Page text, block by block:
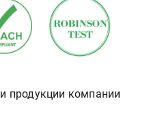
продукции компании